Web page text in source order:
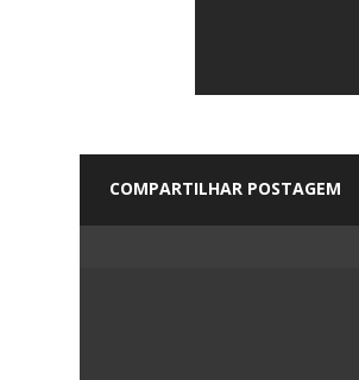
COMPARTILHAR POSTAGEM